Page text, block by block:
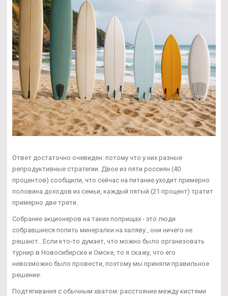
Ответ достаточно очевиден: потому что у них разные
репродуктивные стратегии. Двое из пяти россиян (40
процентов) сообщили, что сейчас на питание уходит примерно
половина доходов их семьи, каждый пятый (21 процент) тратит
примерно две трети.
Собрание акционеров на таких поприщах - это люди
собравшиеся попить минералки на халяву , они ничего не
решают.. Если кто-то думает, что можно было организовать
турнир в Новосибирске и Омске, то я скажу, что его
невозможно было провести, поэтому мы приняли правильное
решение.
Подтягивания с обычным хватом: расстояние между кистями